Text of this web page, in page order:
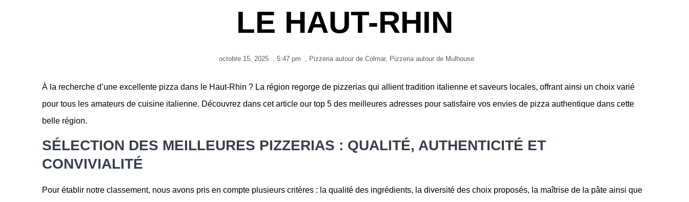
LE HAUT-RHIN
octobre 15, 2025 5:47 pm Pizzeria autour de Colmar, Pizzeria autour de Mulhouse
À la recherche d’une excellente pizza dans le Haut-Rhin ? La région regorge de pizzerias qui allient tradition italienne et saveurs locales, offrant ainsi un choix varié
pour tous les amateurs de cuisine italienne. Découvrez dans cet article our top 5 des meilleures adresses pour satisfaire vos envies de pizza authentique dans cette
belle région.
SÉLECTION DES MEILLEURES PIZZERIAS : QUALITÉ, AUTHENTICITÉ ET
CONVIVIALITÉ
Pour établir notre classement, nous avons pris en compte plusieurs critères : la qualité des ingrédients, la diversité des choix proposés, la maîtrise de la pâte ainsi que